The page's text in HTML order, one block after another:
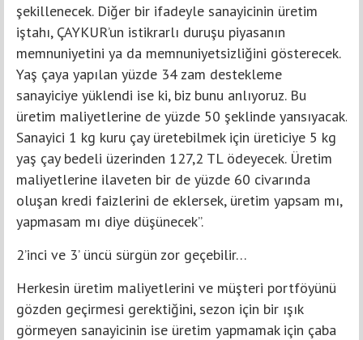
şekillenecek. Diğer bir ifadeyle sanayicinin üretim
iştahı, ÇAYKUR’un istikrarlı duruşu piyasanın
memnuniyetini ya da memnuniyetsizliğini gösterecek.
Yaş çaya yapılan yüzde 34 zam destekleme
sanayiciye yüklendi ise ki, biz bunu anlıyoruz. Bu
üretim maliyetlerine de yüzde 50 şeklinde yansıyacak.
Sanayici 1 kg kuru çay üretebilmek için üreticiye 5 kg
yaş çay bedeli üzerinden 127,2 TL ödeyecek. Üretim
maliyetlerine ilaveten bir de yüzde 60 civarında
oluşan kredi faizlerini de eklersek, üretim yapsam mı,
yapmasam mı diye düşünecek”.
2’inci ve 3’ üncü sürgün zor geçebilir…
Herkesin üretim maliyetlerini ve müşteri portföyünü
gözden geçirmesi gerektiğini, sezon için bir ışık
görmeyen sanayicinin ise üretim yapmamak için çaba